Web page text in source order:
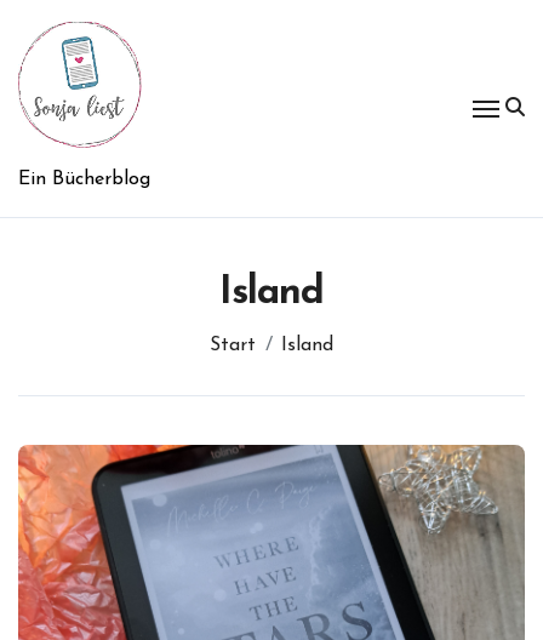
Inhalt
springen
Ein Bücherblog
Island
Start Island